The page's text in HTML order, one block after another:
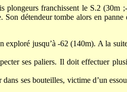
plongeurs franchissent le S.2
détendeur tombe alors en
jusqu’à -62 (140m). A la
ses paliers. Il doit effectuer
ses bouteilles, victime d’un